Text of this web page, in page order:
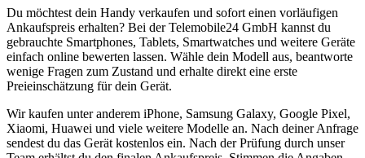
Du möchtest dein Handy verkaufen und sofort einen vorläufigen
Ankaufspreis erhalten? Bei der Telemobile24 GmbH kannst du
gebrauchte Smartphones, Tablets, Smartwatches und weitere Geräte
einfach online bewerten lassen. Wähle dein Modell aus, beantworte
wenige Fragen zum Zustand und erhalte direkt eine erste
Preieinschätzung für dein Gerät.
Wir kaufen unter anderem iPhone, Samsung Galaxy, Google Pixel,
Xiaomi, Huawei und viele weitere Modelle an. Nach deiner Anfrage
sendest du das Gerät kostenlos ein. Nach der Prüfung durch unser